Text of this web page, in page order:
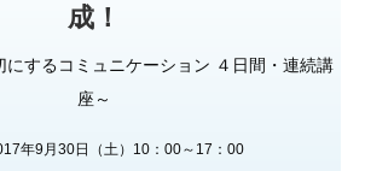
成！
にするコミュニケーション ４日間・連続講
座～
年9月30日（土）10：00～17：00